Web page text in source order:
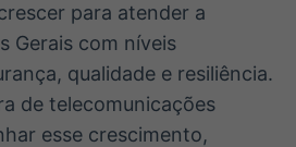
para atender a
Gerais com níveis
qualidade e resiliência.
de telecomunicações
esse crescimento,